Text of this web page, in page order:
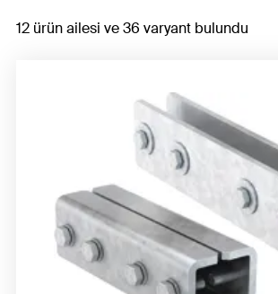
12 ürün ailesi ve 36 varyant bulundu